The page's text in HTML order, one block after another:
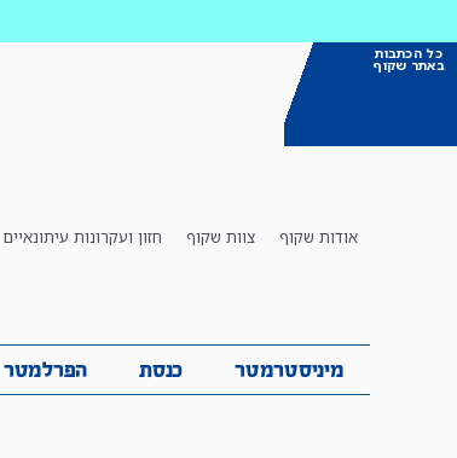
כל הכתבות
באתר שקוף
אודות שקוף צוות שקוף חזון ועקרונות עיתונאיים
מיניסטרמטר כנסת הפרלמטר
מיניסטרמטר כנסת